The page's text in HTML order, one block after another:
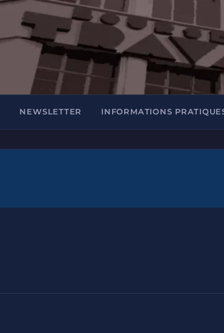
NEWSLETTER INFORMATIONS